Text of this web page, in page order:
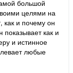
большой
целями на
как и почему он
как и
и истинное
любые